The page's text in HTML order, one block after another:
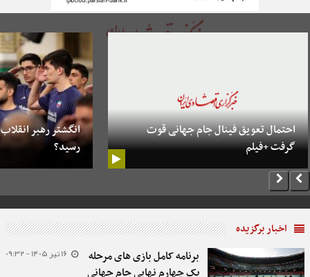
احتمال تعویق فینال جام جهانی قوت
گرفت +فیلم
انگشتر رهبر انقلاب
رسید؟
اخبار برگزیده
16 تیر 1405 - 09:32
برنامه کامل بازی های مرحله
یک چهارم نهایی جام جهانی